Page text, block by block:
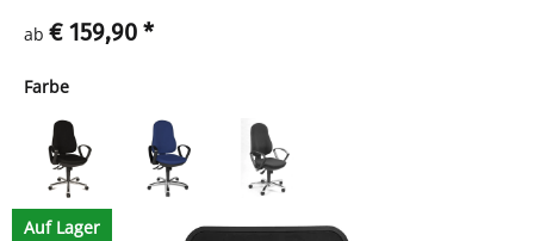
ab € 159,90 *
Farbe
Auf Lager